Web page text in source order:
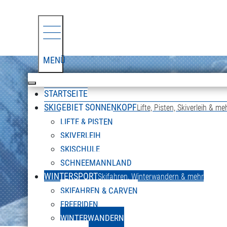
MENÜ
STARTSEITE
SKIGEBIET SONNENKOPFLifte, Pisten, Skiverleih &
LIFTE & PISTEN
SKIVERLEIH
SKISCHULE
SCHNEEMANNLAND
WINTERSPORTSkifahren, Winterwandern & mehr
SKIFAHREN & CARVEN
FREERIDEN
WINTERWANDERN